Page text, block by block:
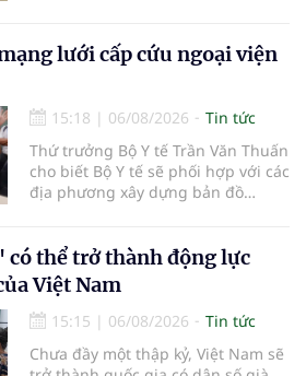
lưới cấp cứu ngoại viện
15:18 | 06/08/2026
Tin tức
Thứ trưởng Bộ Y tế Trần Văn Thuấn
cho biết Bộ Y tế sẽ phối hợp với các
địa phương xây dựng bản đồ
thiện cơ chế tài chính và đa dạng
hóa phương tiện nhằm nâng cao
năng lực cấp cứu trước viện trên
phạm vi cả nước.
có thể trở thành động lực
Việt Nam
15:15 | 06/08/2026
Tin tức
Chưa đầy một thập kỷ, Việt Nam sẽ